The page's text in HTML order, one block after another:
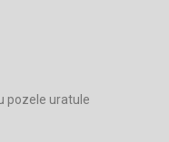
pozele uratule